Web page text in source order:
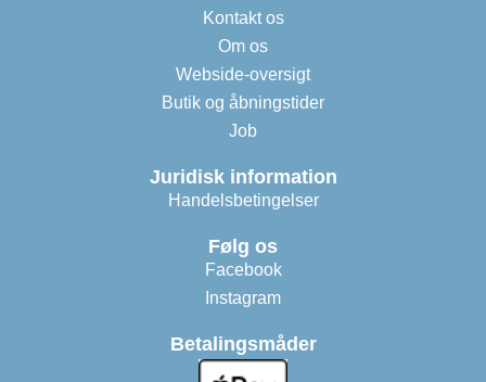
Kontakt os
Om os
Webside-oversigt
Butik og åbningstider
Job
Juridisk information
Handelsbetingelser
Følg os
Facebook
Instagram
Betalingsmåder